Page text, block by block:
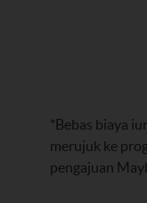
*Bebas biaya
merujuk ke
pengajuan